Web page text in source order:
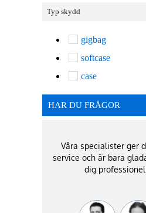
Typ skydd
gigbag
softcase
case
HAR DU FRÅGOR
Våra specialister ger
service och är bara
dig